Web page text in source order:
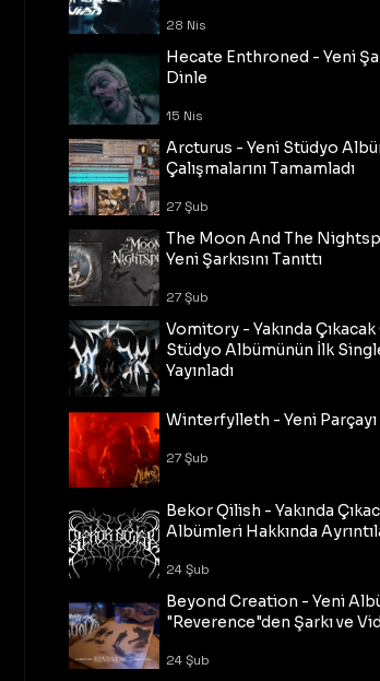
28 Nis
Hecate Enthroned - Yeni
Dinle
15 Nis
Arcturus - Yeni Stüdyo
Çalışmalarını Tamamladı
27 Şub
The Moon And The
Yeni Şarkısını Tanıttı
27 Şub
Vomitory - Yakında
Stüdyo Albümünün İlk
Yayınladı
Winterfylleth - Yeni Parçayı
27 Şub
Bekor Qilish - Yakında
Albümleri Hakkında
24 Şub
Beyond Creation - Yeni
"Reverence"den Şarkı ve
24 Şub